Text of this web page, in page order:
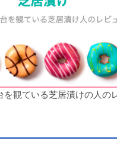
観ている芝居漬けの人の